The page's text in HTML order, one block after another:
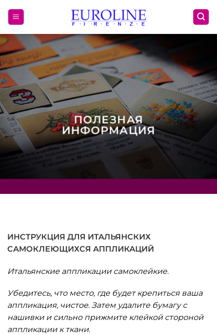
ПОЛЕЗНАЯ
ИНФОРМАЦИЯ
ИНСТРУКЦИЯ ДЛЯ ИТАЛЬЯНСКИХ
САМОКЛЕЮЩИХСЯ АППЛИКАЦИЙ
Итальянские аппликации самоклейкие.
Убедитесь, что место, где‎ будет крепиться ваша
аппликация, чистое. Затем удалите бумагу с
нашивки и сильно прижмите клейкой стороной
аппликации к ткани.